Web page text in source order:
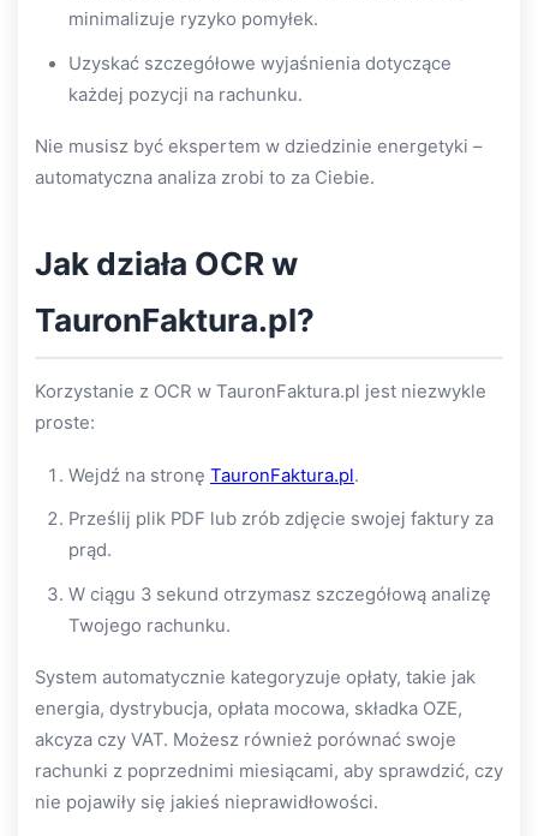
minimalizuje ryzyko pomyłek.
Uzyskać szczegółowe wyjaśnienia dotyczące
każdej pozycji na rachunku.
Nie musisz być ekspertem w dziedzinie energetyki –
automatyczna analiza zrobi to za Ciebie.
Jak działa OCR w
TauronFaktura.pl?
Korzystanie z OCR w TauronFaktura.pl jest niezwykle
proste:
Wejdź na stronę TauronFaktura.pl.
Prześlij plik PDF lub zrób zdjęcie swojej faktury za
prąd.
W ciągu 3 sekund otrzymasz szczegółową analizę
Twojego rachunku.
System automatycznie kategoryzuje opłaty, takie jak
energia, dystrybucja, opłata mocowa, składka OZE,
akcyza czy VAT. Możesz również porównać swoje
rachunki z poprzednimi miesiącami, aby sprawdzić, czy
nie pojawiły się jakieś nieprawidłowości.